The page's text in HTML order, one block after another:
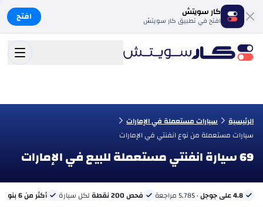
كار سويتش
افتح في تطبيق كار سويتش افتح
الرئيسية
سيارات مستعملة في الإمارات
سيارات مستعملة من نوع انفنتي في الإمارات
69 سيارة انفنتي مستعملة للبيع في الإمارات
4.8 على جوجل · 5,785 مراجعة فحص 200 نقطة لكل سيارة أكثر من 6 بنوك